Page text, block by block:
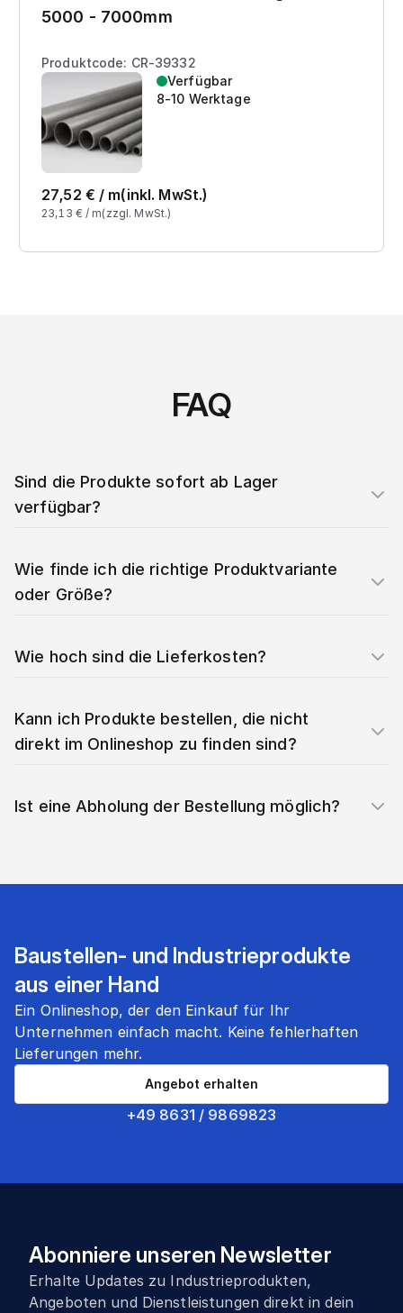
5000 - 7000mm
Produktcode: CR-39332
Verfügbar
8-10 Werktage
27,52 € / m(inkl. MwSt.)
23,13 € / m(zzgl. MwSt.)
FAQ
Sind die Produkte sofort ab Lager
verfügbar?
Wie finde ich die richtige Produktvariante
oder Größe?
Wie hoch sind die Lieferkosten?
Kann ich Produkte bestellen, die nicht
direkt im Onlineshop zu finden sind?
Ist eine Abholung der Bestellung möglich?
Baustellen- und Industrieprodukte
aus einer Hand
Ein Onlineshop, der den Einkauf für Ihr
Unternehmen einfach macht. Keine fehlerhaften
Lieferungen mehr.
+49 8631 / 9869823
Angebot erhalten
Abonniere unseren Newsletter
Erhalte Updates zu Industrieprodukten,
Angeboten und Dienstleistungen direkt in dein